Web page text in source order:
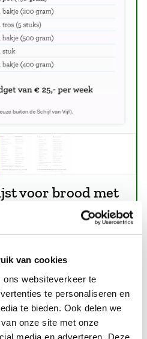
van cookies
ons websiteverkeer te
te personaliseren en
te bieden. Ook delen we
onze site met onze
media en adverteren. Deze
voor brood met
hieronder
fruit en groente